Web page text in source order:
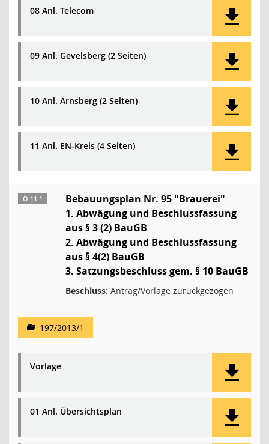
08 Anl. Telecom
09 Anl. Gevelsberg (2 Seiten)
10 Anl. Arnsberg (2 Seiten)
11 Anl. EN-Kreis (4 Seiten)
Ö 11.1
Bebauungsplan Nr. 95 "Brauerei"
1. Abwägung und Beschlussfassung
aus § 3 (2) BauGB
2. Abwägung und Beschlussfassung
aus § 4(2) BauGB
3. Satzungsbeschluss gem. § 10 BauGB
Beschluss: Antrag/Vorlage zurückgezogen
197/2013/1
Vorlage
01 Anl. Übersichtsplan